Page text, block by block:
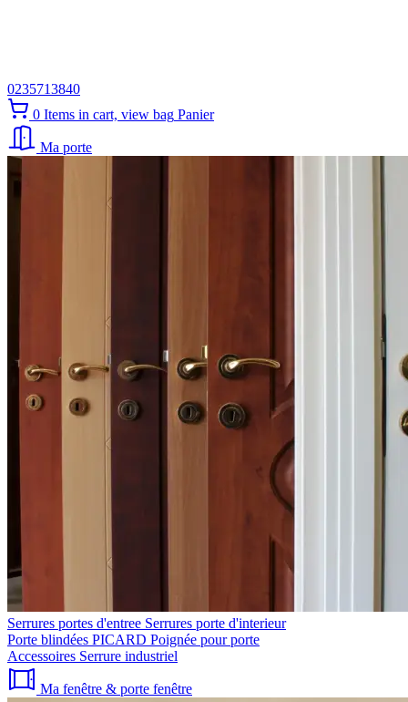
0235713840
0 Items in cart, view bag Panier
Ma porte
Serrures portes d'entree Serrures porte d'interieur
Porte blindées PICARD Poignée pour porte
Accessoires Serrure industriel
Ma fenêtre & porte fenêtre